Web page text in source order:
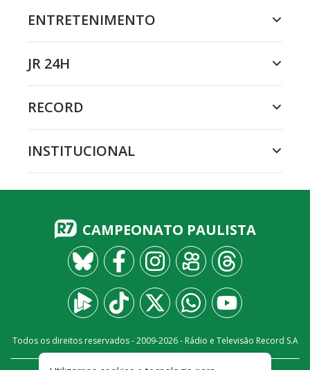
ENTRETENIMENTO
JR 24H
RECORD
INSTITUCIONAL
CAMPEONATO PAULISTA
Todos os direitos reservados - 2009-2026- Rádio e Televisão Record S.A